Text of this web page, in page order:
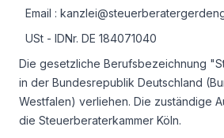
Email :
USt - IDNr. DE 184071040
Die gesetzliche Berufsbezeichnung
in der Bundesrepublik Deutschland
Westfalen) verliehen. Die zuständige
die Steuerberaterkammer Köln.